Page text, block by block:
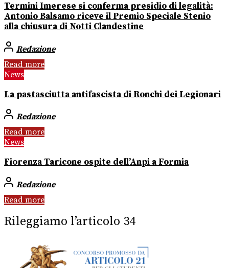
Termini Imerese si conferma presidio di legalità:
Antonio Balsamo riceve il Premio Speciale Stenio
alla chiusura di Notti Clandestine
Redazione
Read more
News
La pastasciutta antifascista di Ronchi dei Legionari
Redazione
Read more
News
Fiorenza Taricone ospite dell’Anpi a Formia
Redazione
Read more
Rileggiamo l’articolo 34